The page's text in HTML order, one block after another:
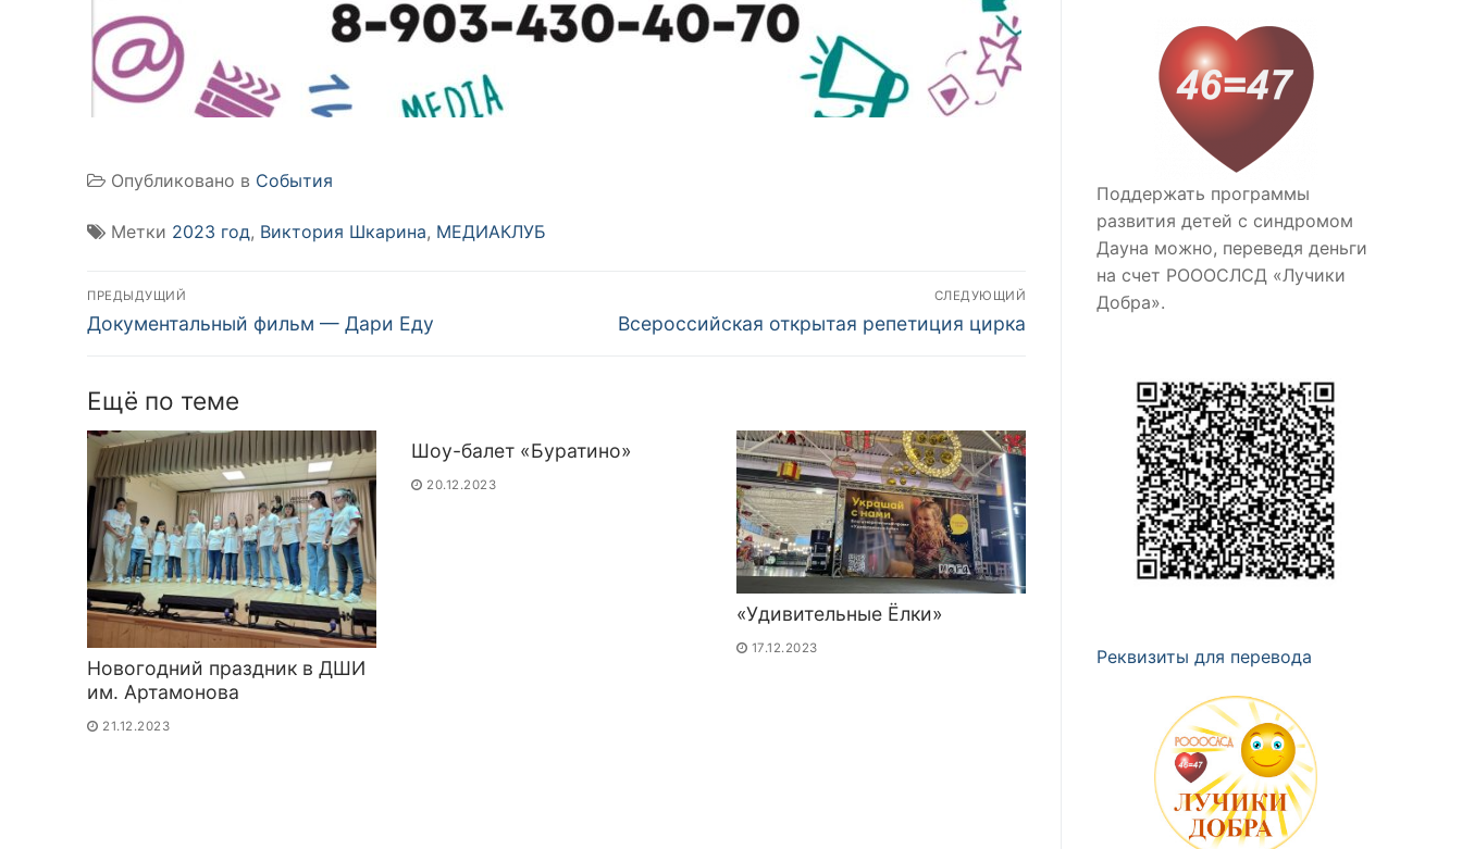
Опубликовано в События
Метки 2023 год, Виктория Шкарина, МЕДИАКЛУБ
Навигация
по
ПРЕДЫДУЩИЙ
Предыдущая
Документальный фильм — Дари Еду
СЛЕДУЮЩИЙ
Следующая
Всероссийская открытая репетиция цирка
Ещё по теме
Новогодний праздник в ДШИ
им. Артамонова
21.12.2023
Шоу-балет «Буратино»
20.12.2023
«Удивительные Ёлки»
17.12.2023
Поддержать программы
развития детей с синдромом
Дауна можно, переведя деньги
на счет РОООСЛСД «Лучики
Добра».
Реквизиты для перевода